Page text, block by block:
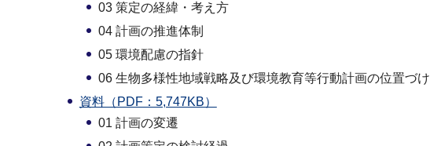
03 策定の経緯・考え方
04 計画の推進体制
05 環境配慮の指針
06 生物多様性地域戦略及び環境教育等行動計画の位置づけ
資料（PDF：5,747KB）
01 計画の変遷